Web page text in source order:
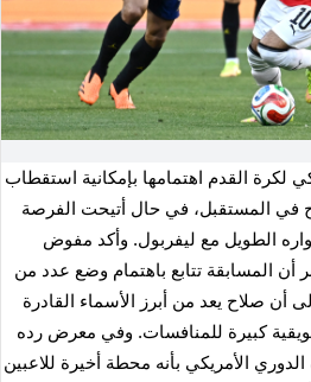
لكرة القدم اهتمامها بإمكانية استقطاب
في المستقبل، في حال أتيحت الفرصة
الطويل مع ليفربول. وأكد مفوض
أن المسابقة تتابع باهتمام وضع عدد من
أن صلاح يعد من أبرز الأسماء القادرة
كبيرة للمنافسات. وفي معرض رده
الأمريكي بأنه محطة أخيرة للاعبين